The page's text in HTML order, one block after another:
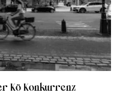
Kö Konkurrenz